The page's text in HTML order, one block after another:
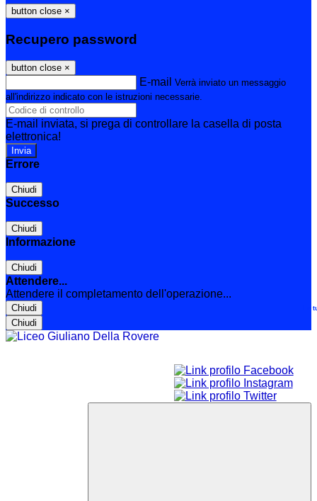
button close ×
Recupero password
button close ×
E-mail Verrà inviato un messaggio
all'indirizzo indicato con le istruzioni necessarie.
E-mail inviata, si prega di controllare la casella di posta
elettronica!
Errore
Chiudi
Successo
Chiudi
Informazione
Chiudi
Attendere...
Attendere il completamento dell'operazione...
Chiudi
Chiudi
Le